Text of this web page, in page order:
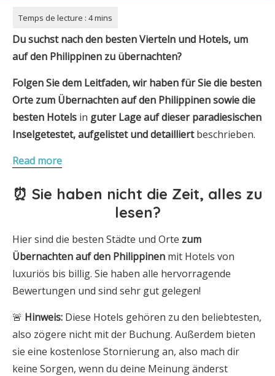
Du suchst nach den besten Vierteln und Hotels, um
auf den Philippinen zu übernachten?
Folgen Sie dem Leitfaden, wir haben für Sie die besten
Orte zum Übernachten auf den Philippinensowie die
besten Hotels in guter Lageauf dieser paradiesischen
Inselgetestet, aufgelistet und detailliertbeschrieben.
Read more
⏰ Sie haben nicht die Zeit, alles zu
lesen?
Hier sind die besten Städte und Orte zum
Übernachtenauf den Philippinen mit Hotels von
luxuriös bis billig. Sie haben alle hervorragende
Bewertungen und sind sehr gut gelegen!
🚨 Hinweis: Diese Hotels gehören zu den beliebtesten,
also zögere nicht mit der Buchung. Außerdem bieten
sie eine kostenlose Stornierung an, also mach dir
keine Sorgen, wenn du deine Meinung änderst